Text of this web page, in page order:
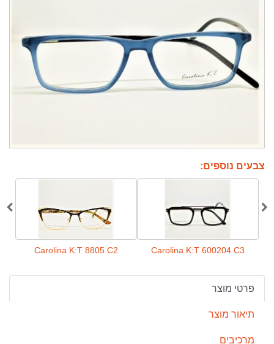
צבעים נוספים:
Carolina K:T 600204 C3
Carolina K:T 8805 C2
פרטי מוצר
תיאור מוצר
מרכיבים